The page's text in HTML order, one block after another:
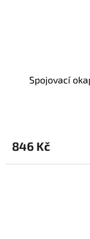
Spojovací
846 Kč